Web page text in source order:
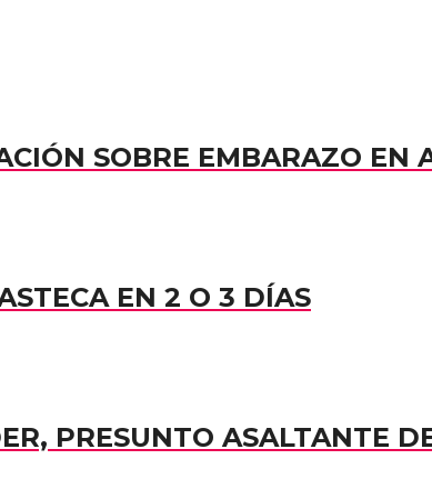
SOBRE EMBARAZO EN
EN 2 O 3 DÍAS
PRESUNTO ASALTANTE